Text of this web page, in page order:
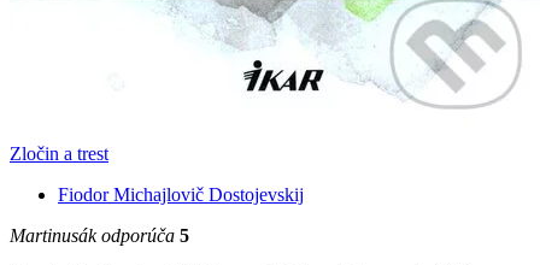
Zločin a trest
Fiodor Michajlovič Dostojevskij
Martinusák odporúča 5